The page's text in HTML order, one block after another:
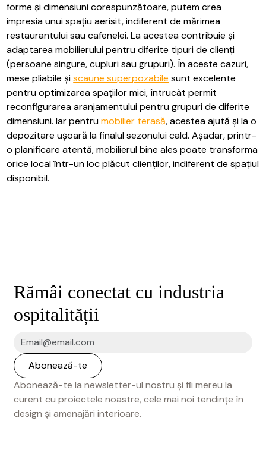
forme și dimensiuni corespunzătoare, putem crea
impresia unui spațiu aerisit, indiferent de mărimea
restaurantului sau cafenelei. La acestea contribuie și
adaptarea mobilierului pentru diferite tipuri de clienți
(persoane singure, cupluri sau grupuri). În aceste cazuri,
mese pliabile șiscaune superpozabile sunt excelente
pentru optimizarea spațiilor mici, întrucât permit
reconfigurarea aranjamentului pentru grupuri de diferite
dimensiuni. Iar pentrumobilier terasă, acestea ajută și la o
depozitare ușoară la finalul sezonului cald. Așadar, printr-
o planificare atentă, mobilierul bine ales poate transforma
orice local într-un loc plăcut clienților, indiferent de spațiul
disponibil.
Rămâi conectat cu industria
ospitalității
Abonează-te la newsletter-ul nostru și fii mereu la
curent cu proiectele noastre, cele mai noi tendințe în
design și amenajări interioare.